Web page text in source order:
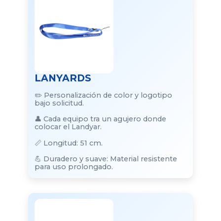
LANYARDS
✏️ Personalización de color y logotipo
bajo solicitud.
👤 Cada equipo tra un agujero donde
colocar el Landyar.
📏 Longitud: 51 cm.
💪 Duradero y suave: Material resistente
para uso prolongado.